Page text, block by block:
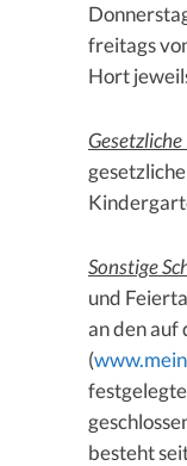
freitags
Hort
Sonstige
und
an den auf
(
besteht